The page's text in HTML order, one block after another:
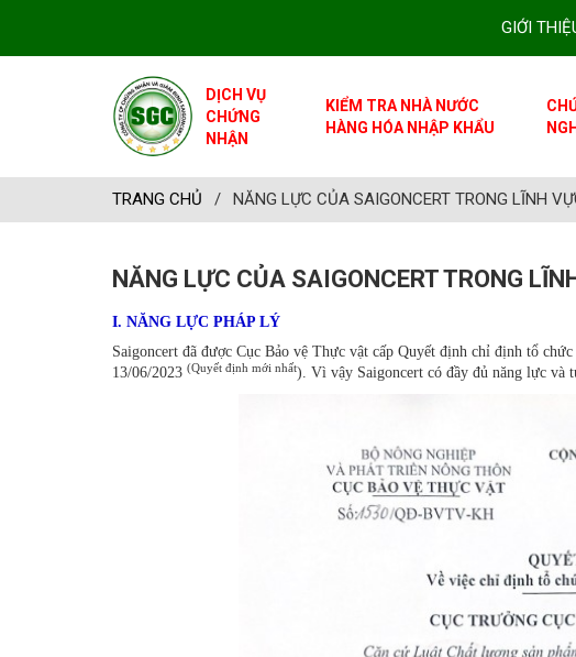
GIỚI
DỊCH VỤ
CHỨNG
NHẬN
KIỂM TRA NHÀ NƯỚC
HÀNG HÓA NHẬP KHẨU
TRANG CHỦ / NĂNG LỰC CỦA SAIGONCERT TRONG LĨNH
NĂNG LỰC CỦA SAIGONCERT TRONG
I. NĂNG LỰC PHÁP LÝ
Saigoncert đã được Cục Bảo vệ Thực vật cấp Quyết định chỉ định tổ
13/06/2023 (Quyết định mới nhất). Vì vậy Saigoncert có đầy đủ năng lực và